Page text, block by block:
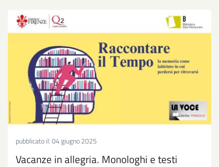
pubblicato il:04 giugno 2025
Vacanze in allegria. Monologhi e testi